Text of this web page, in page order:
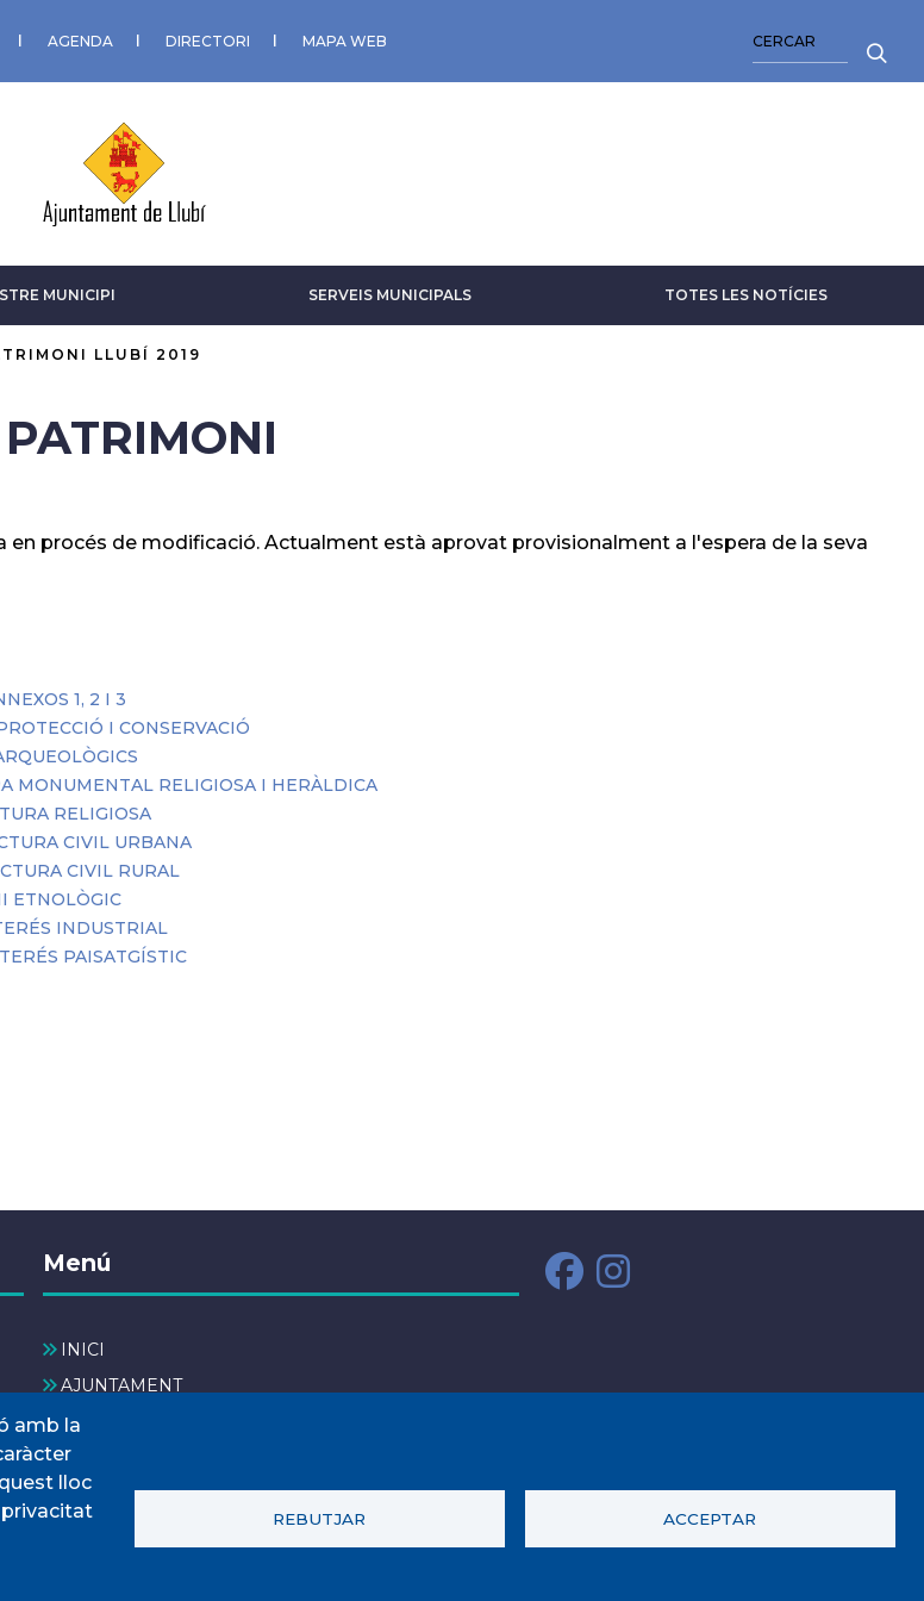
AGENDA DIRECTORI MAPA WEB
MUNICIPI SERVEIS MUNICIPALS TOTES LES NOTÍCIES
LLUBÍ 2019
en procés de modificació. Actualment està aprovat provisionalment a l'espera de la seva
1, 2 I 3
I CONSERVACIÓ
MONUMENTAL RELIGIOSA I HERÀLDICA
RELIGIOSA
CIVIL URBANA
CIVIL RURAL
ETNOLÒGIC
INDUSTRIAL
PAISATGÍSTIC
Menú
INICI
AJUNTAMENT
El nostre municipi
SERVEIS MUNICIPALS
TOTES LES NOTÍCIES
amb la
lloc
REBUTJAR ACCEPTAR
de Llubí. Tots els drets reservats.